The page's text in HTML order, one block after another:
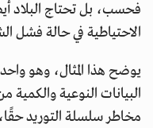
فحسب، بل تحتاج البلاد
الاحتياطية في حالة فشل
يوضح هذا المثال، وهو
البيانات النوعية والكمية
مخاطر سلسلة التوريد